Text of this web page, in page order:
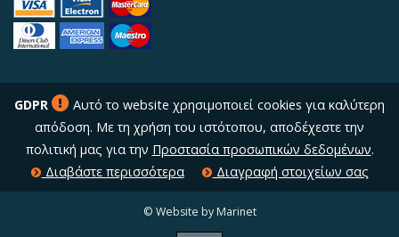
GDPR
Αυτό το website χρησιμοποιεί cookies για καλύτερη
απόδοση. Με τη χρήση του ιστότοπου, αποδέχεστε την
πολιτική μας για την Προστασία προσωπικών δεδομένων.
Διαβάστε περισσότερα
Διαγραφή στοιχείων σας
© Website by Marinet